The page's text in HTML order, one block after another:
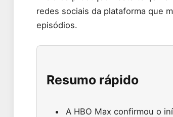
redes sociais da plataforma que
episódios.
Resumo rápido
A HBO Max confirmou o